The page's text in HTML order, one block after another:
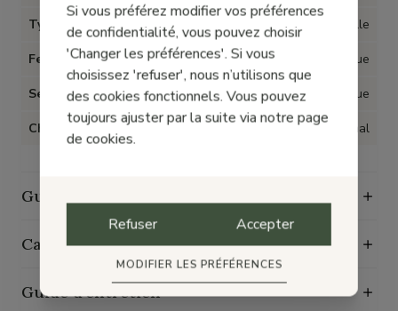
Type talon Aiguille
Fermeture Elastique
Semelle Synthétique
Chaussant Normal
Guide des tailles
Caractéristiques de durabilité
Guide d'entretien
Si vous préférez modifier vos préférences
de confidentialité, vous pouvez choisir
'Changer les préférences'. Si vous
choisissez 'refuser', nous n’utilisons que
des cookies fonctionnels. Vous pouvez
toujours ajuster par la suite via notre page
de cookies.
Refuser Accepter
MODIFIER LES PRÉFÉRENCES